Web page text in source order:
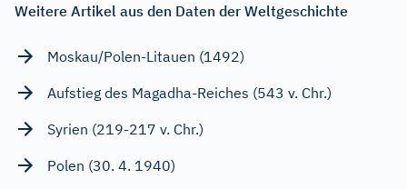
Weitere Artikel aus den Daten der Weltgeschichte
Moskau/Polen-Litauen (1492)
Aufstieg des Magadha-Reiches (543 v. Chr.)
Syrien (219-217 v. Chr.)
Polen (30. 4. 1940)